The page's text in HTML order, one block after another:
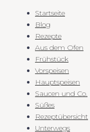
Startseite
Blog
Rezepte
Aus dem Ofen
Frühstück
Vorspeisen
Hauptspeisen
Saucen und Co.
Süßes
Rezeptübersicht
Unterwegs